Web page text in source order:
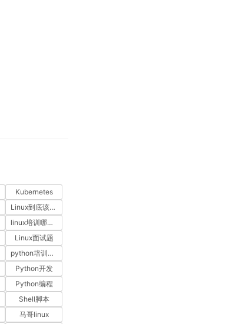
Kubernetes
Linux到底该怎样学？
linux培训哪家好
Linux面试题
python培训哪家好
Python开发
Python编程
Shell脚本
马哥linux